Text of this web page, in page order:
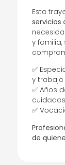
Esta
servicios
y
✅
y
✅ Años
cuidados
✅
de